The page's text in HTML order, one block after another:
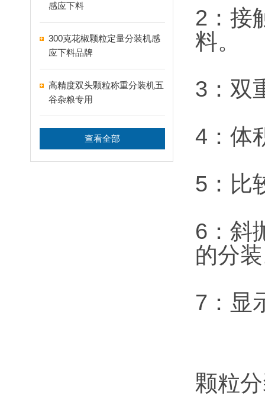
感应下料
300克花椒颗粒定量分装机感
应下料品牌
高精度双头颗粒称重分装机五
谷杂粮专用
查看全部
2：接
料。
3：双
4：体
5：比
6：斜
的分
7：显
颗粒